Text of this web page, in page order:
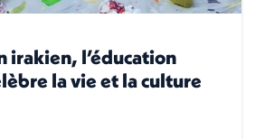
irakien, l’éducation
la vie et la culture